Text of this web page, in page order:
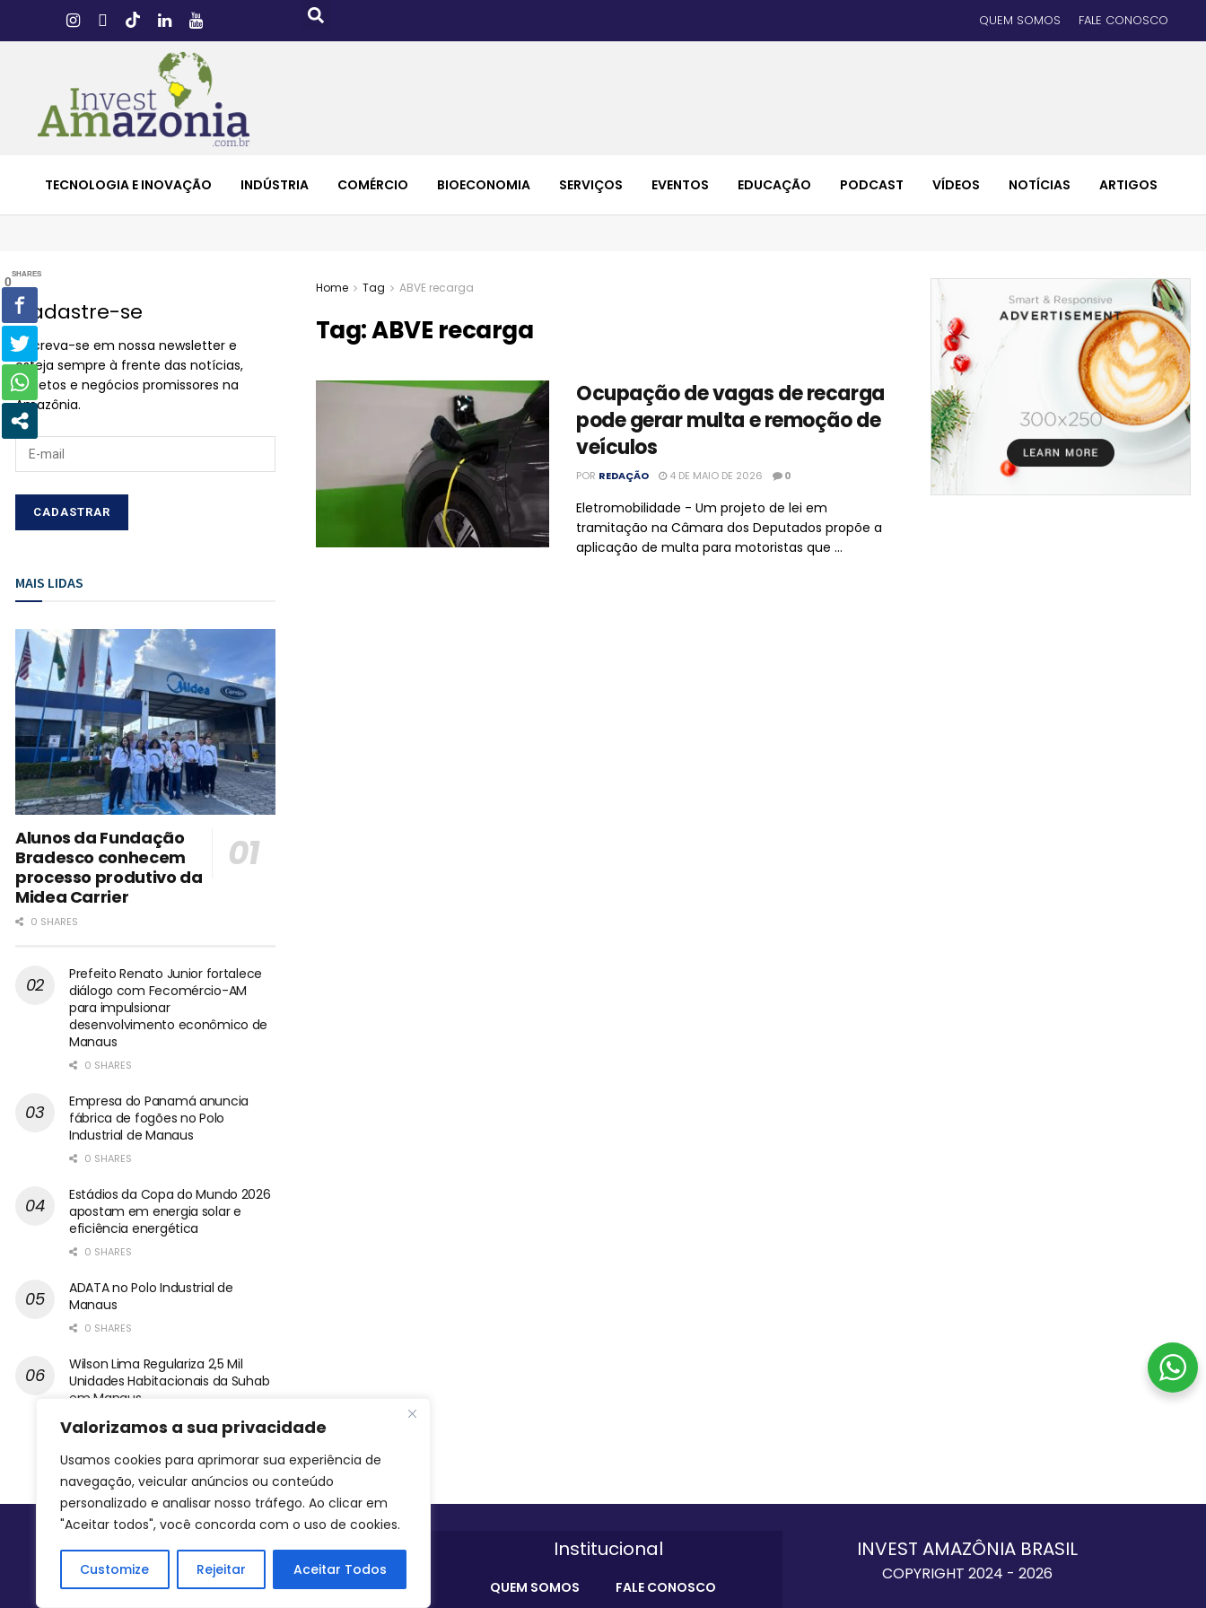
Valorizamos a sua privacidade
Usamos cookies para aprimorar sua experiência de
navegação, veicular anúncios ou conteúdo
personalizado e analisar nosso tráfego. Ao clicar em
"Aceitar todos", você concorda com o uso de cookies.
Customize Rejeitar Aceitar Todos
QUEM SOMOS FALE CONOSCO
TECNOLOGIA E INOVAÇÃO INDÚSTRIA COMÉRCIO BIOECONOMIA SERVIÇOS EVENTOS EDUCAÇÃO PODCAST VÍDEOS NOTÍCIAS ARTIGOS
Home Tag ABVE recarga
Tag:ABVE recarga
Ocupação de vagas de recarga
pode gerar multa e remoção de
veículos
POR REDAÇÃO 4 DE MAIO DE 2026 0
Eletromobilidade - Um projeto de lei em
tramitação na Câmara dos Deputados propõe a
aplicação de multa para motoristas que ...
Cadastre-se
Inscreva-se em nossa newsletter e
esteja sempre à frente das notícias,
projetos e negócios promissores na
Amazônia.
MAIS LIDAS
Alunos da Fundação
Bradesco conhecem
processo produtivo da
Midea Carrier
0 SHARES
Prefeito Renato Junior fortalece
diálogo com Fecomércio-AM
para impulsionar
desenvolvimento econômico de
Manaus
0 SHARES
Empresa do Panamá anuncia
fábrica de fogões no Polo
Industrial de Manaus
0 SHARES
Estádios da Copa do Mundo 2026
apostam em energia solar e
eficiência energética
0 SHARES
ADATA no Polo Industrial de
Manaus
0 SHARES
Wilson Lima Regulariza 2,5 Mil
Unidades Habitacionais da Suhab
em Manaus
0 SHARES
Siga-nos Institucional
QUEM SOMOS FALE CONOSCO
INVEST AMAZÔNIA BRASIL
COPYRIGHT 2024 - 2026
0
SHARES